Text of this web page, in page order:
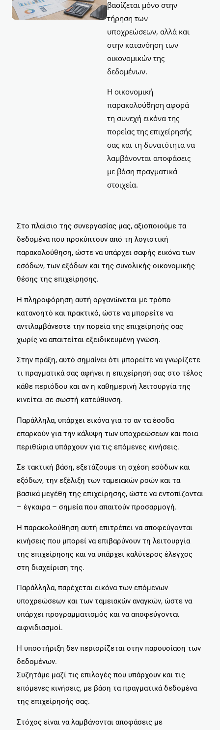
βασίζεται μόνο στην
τήρηση των
υποχρεώσεων, αλλά και
στην κατανόηση των
οικονομικών της
δεδομένων.
Η οικονομική
παρακολούθηση αφορά
τη συνεχή εικόνα της
πορείας της επιχείρησής
σας και τη δυνατότητα να
λαμβάνονται αποφάσεις
με βάση πραγματικά
στοιχεία.
Στο πλαίσιο της συνεργασίας μας, αξιοποιούμε τα
δεδομένα που προκύπτουν από τη λογιστική
παρακολούθηση, ώστε να υπάρχει σαφής εικόνα των
εσόδων, των εξόδων και της συνολικής οικονομικής
θέσης της επιχείρησης.
Η πληροφόρηση αυτή οργανώνεται με τρόπο
κατανοητό και πρακτικό, ώστε να μπορείτε να
αντιλαμβάνεστε την πορεία της επιχείρησής σας
χωρίς να απαιτείται εξειδικευμένη γνώση.
Στην πράξη, αυτό σημαίνει ότι μπορείτε να γνωρίζετε
τι πραγματικά σας αφήνει η επιχείρησή σας στο τέλος
κάθε περιόδου και αν η καθημερινή λειτουργία της
κινείται σε σωστή κατεύθυνση.
Παράλληλα, υπάρχει εικόνα για το αν τα έσοδα
επαρκούν για την κάλυψη των υποχρεώσεων και ποια
περιθώρια υπάρχουν για τις επόμενες κινήσεις.
Σε τακτική βάση, εξετάζουμε τη σχέση εσόδων και
εξόδων, την εξέλιξη των ταμειακών ροών και τα
βασικά μεγέθη της επιχείρησης, ώστε να εντοπίζονται
– έγκαιρα – σημεία που απαιτούν προσαρμογή.
Η παρακολούθηση αυτή επιτρέπει να αποφεύγονται
κινήσεις που μπορεί να επιβαρύνουν τη λειτουργία
της επιχείρησης και να υπάρχει καλύτερος έλεγχος
στη διαχείριση της.
Παράλληλα, παρέχεται εικόνα των επόμενων
υποχρεώσεων και των ταμειακών αναγκών, ώστε να
υπάρχει προγραμματισμός και να αποφεύγονται
αιφνιδιασμοί.
Η υποστήριξη δεν περιορίζεται στην παρουσίαση των
δεδομένων.
Συζητάμε μαζί τις επιλογές που υπάρχουν και τις
επόμενες κινήσεις, με βάση τα πραγματικά δεδομένα
της επιχείρησής σας.
Στόχος είναι να λαμβάνονται αποφάσεις με